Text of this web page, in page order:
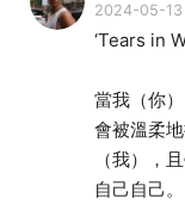
2024-05-13
‘Tears in
當我（你
會被溫柔
（我），
自己自己。